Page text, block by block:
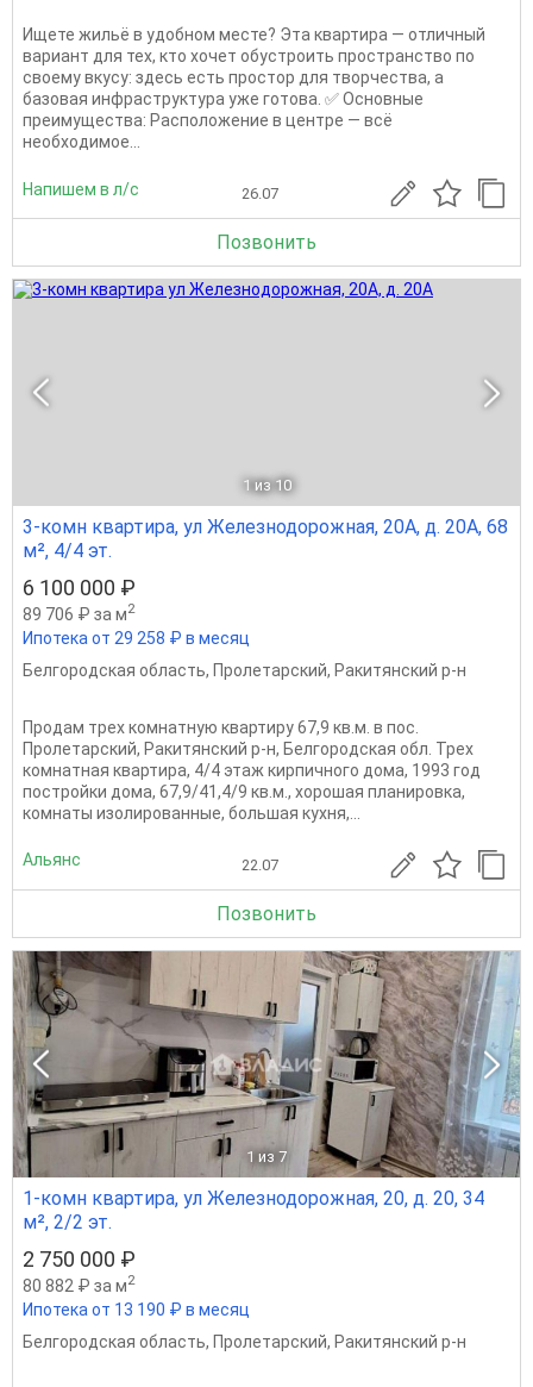
Ищете жильё в удобном месте? Эта квартира — отличный
вариант для тех, кто хочет обустроить пространство по
своему вкусу: здесь есть простор для творчества, а
базовая инфраструктура уже готова. ✅ Основные
преимущества: Расположение в центре — всё
необходимое...
Напишем в л/с 26.07
Позвонить
1 из 10
3-комн квартира, ул Железнодорожная, 20А, д. 20А, 68
м², 4/4 эт.
6 100 000 ₽
89 706 ₽ за м2
Ипотека от 29 258 ₽ в месяц
Белгородская область, Пролетарский, Ракитянский р-н
Продам трех комнатную квартиру 67,9 кв.м. в пос.
Пролетарский, Ракитянский р-н, Белгородская обл. Трех
комнатная квартира, 4/4 этаж кирпичного дома, 1993 год
постройки дома, 67,9/41,4/9 кв.м., хорошая планировка,
комнаты изолированные, большая кухня,...
Альянс 22.07
Позвонить
1 из 7
1-комн квартира, ул Железнодорожная, 20, д. 20, 34
м², 2/2 эт.
2 750 000 ₽
80 882 ₽ за м2
Ипотека от 13 190 ₽ в месяц
Белгородская область, Пролетарский, Ракитянский р-н